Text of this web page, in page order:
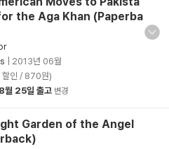
the Aga Khan (Paperba
2013년 06월
인 / 870원)
8월 25일 출고 변경
Garden of the Angel